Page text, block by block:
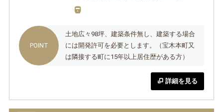
土地広々98坪、建築条件無し、建築する場合
には開発許可を必要とします。（宝木本町又
は隣接する町に15年以上居住歴がある方）
詳細を見る